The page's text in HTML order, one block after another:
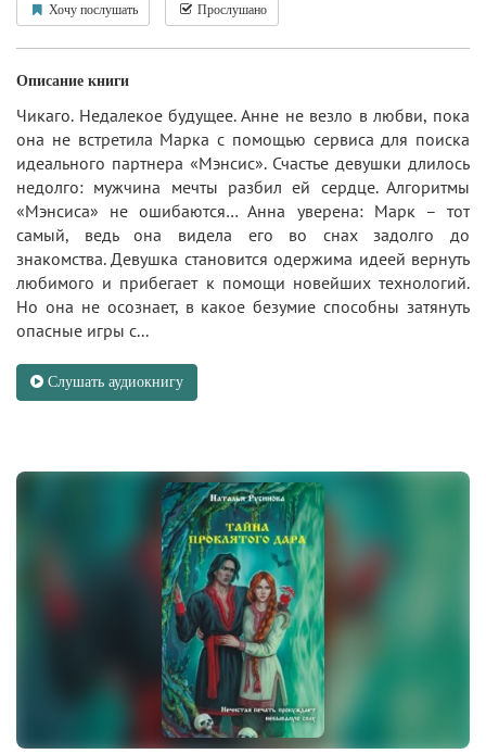
Хочу послушать Прослушано
Описание книги
Чикаго. Недалекое будущее. Анне не везло в любви, пока
она не встретила Марка с помощью сервиса для поиска
идеального партнера «Мэнсис». Счастье девушки длилось
недолго: мужчина мечты разбил ей сердце. Алгоритмы
«Мэнсиса» не ошибаются… Анна уверена: Марк – тот
самый, ведь она видела его во снах задолго до
знакомства. Девушка становится одержима идеей вернуть
любимого и прибегает к помощи новейших технологий.
Но она не осознает, в какое безумие способны затянуть
опасные игры с...
Слушать аудиокнигу